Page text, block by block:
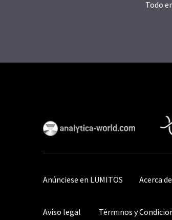
Todo
Anúnciese en LUMITOS Acerca
Aviso legal Términos y